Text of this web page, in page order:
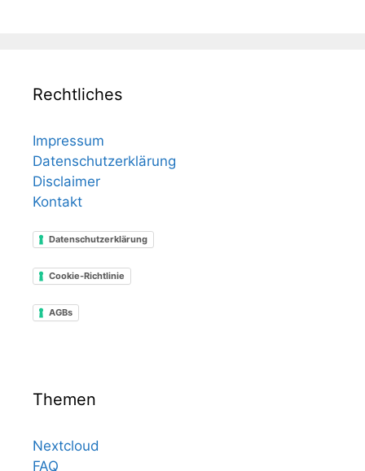
Rechtliches
Impressum
Datenschutzerklärung
Disclaimer
Kontakt
Datenschutzerklärung
Cookie-Richtlinie
AGBs
Themen
Nextcloud
FAQ